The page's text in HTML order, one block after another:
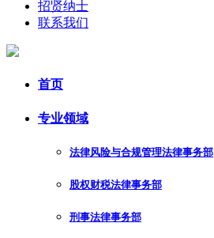
招贤纳士
联系我们
首页
专业领域
法律风险与合规管理法律事务部
股权财税法律事务部
刑事法律事务部